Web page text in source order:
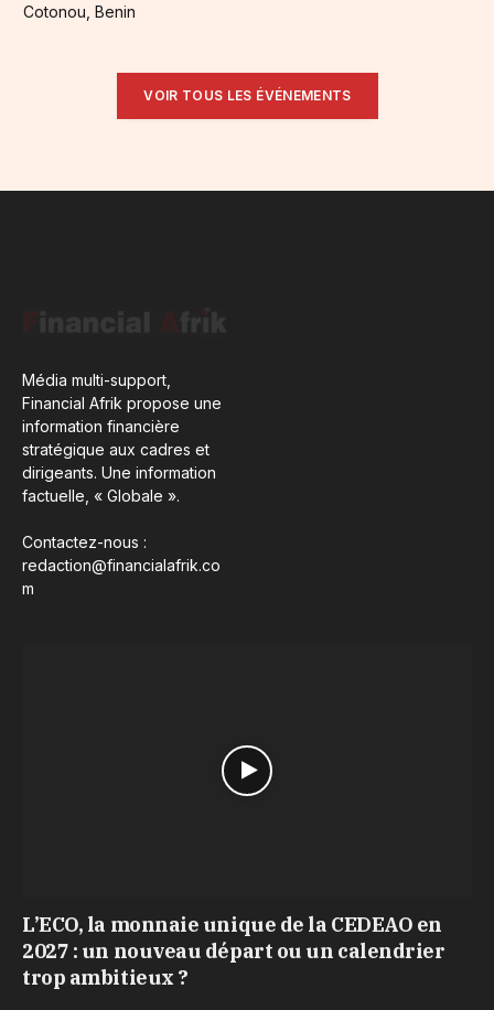
Cotonou, Benin
VOIR TOUS LES ÉVÉNEMENTS
Média multi-support,
Financial Afrik propose une
information financière
stratégique aux cadres et
dirigeants. Une information
factuelle, « Globale ».
Contactez-nous :
redaction@financialafrik.co
m
L’ECO, la monnaie unique de la CEDEAO en
2027 : un nouveau départ ou un calendrier
trop ambitieux ?